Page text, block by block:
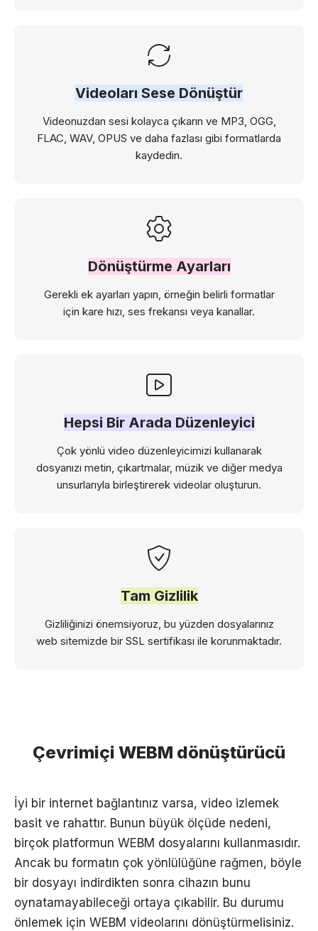
Videoları Sese Dönüştür
Videonuzdan sesi kolayca çıkarın ve MP3, OGG,
FLAC, WAV, OPUS ve daha fazlası gibi formatlarda
kaydedin.
Dönüştürme Ayarları
Gerekli ek ayarları yapın, örneğin belirli formatlar
için kare hızı, ses frekansı veya kanallar.
Hepsi Bir Arada Düzenleyici
Çok yönlü video düzenleyicimizi kullanarak
dosyanızı metin, çıkartmalar, müzik ve diğer medya
unsurlarıyla birleştirerek videolar oluşturun.
Tam Gizlilik
Gizliliğinizi önemsiyoruz, bu yüzden dosyalarınız
web sitemizde bir SSL sertifikası ile korunmaktadır.
Çevrimiçi WEBM dönüştürücü
İyi bir internet bağlantınız varsa, video izlemek
basit ve rahattır. Bunun büyük ölçüde nedeni,
birçok platformun WEBM dosyalarını kullanmasıdır.
Ancak bu formatın çok yönlülüğüne rağmen, böyle
bir dosyayı indirdikten sonra cihazın bunu
oynatamayabileceği ortaya çıkabilir. Bu durumu
önlemek için WEBM videolarını dönüştürmelisiniz.